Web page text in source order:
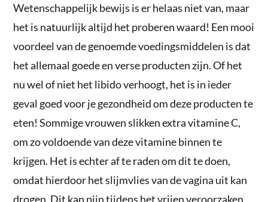
Wetenschappelijk bewijs is er helaas niet van, maar
het is natuurlijk altijd het proberen waard! Een mooi
voordeel van de genoemde voedingsmiddelen is dat
het allemaal goede en verse producten zijn. Of het
nu wel of niet het libido verhoogt, het is in ieder
geval goed voor je gezondheid om deze producten te
eten! Sommige vrouwen slikken extra vitamine C,
om zo voldoende van deze vitamine binnen te
krijgen. Het is echter af te raden om dit te doen,
omdat hierdoor het slijmvlies van de vagina uit kan
drogen. Dit kan pijn tijdens het vrijen veroorzaken